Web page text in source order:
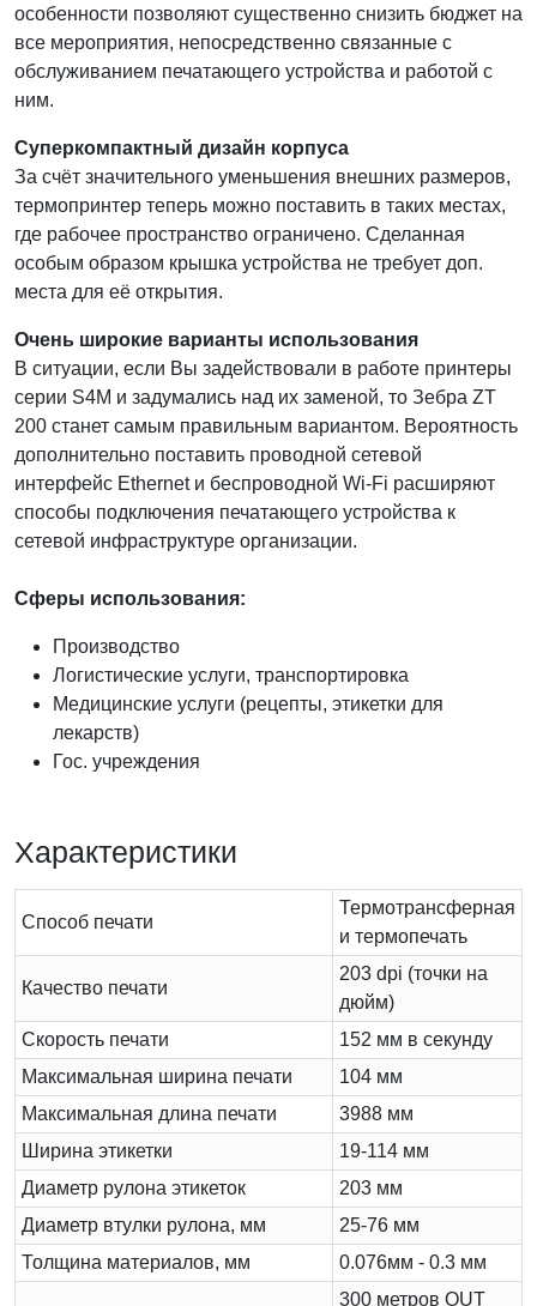
особенности позволяют существенно снизить бюджет на
все мероприятия, непосредственно связанные с
обслуживанием печатающего устройства и работой с
ним.
Суперкомпактный дизайн корпуса
За счёт значительного уменьшения внешних размеров,
термопринтер теперь можно поставить в таких местах,
где рабочее пространство ограничено. Сделанная
особым образом крышка устройства не требует доп.
места для её открытия.
Очень широкие варианты использования
В ситуации, если Вы задействовали в работе принтеры
серии S4M и задумались над их заменой, то Зебра ZT
200 станет самым правильным вариантом. Вероятность
дополнительно поставить проводной сетевой
интерфейс Ethernet и беспроводной Wi-Fi расширяют
способы подключения печатающего устройства к
сетевой инфраструктуре организации.
Сферы использования:
Производство
Логистические услуги, транспортировка
Медицинские услуги (рецепты, этикетки для
лекарств)
Гос. учреждения
Характеристики
Способ печати
Термотрансферная
и термопечать
Качество печати
203 dpi (точки на
дюйм)
Скорость печати
152 мм в секунду
Максимальная ширина печати
104 мм
Максимальная длина печати
3988 мм
Ширина этикетки
19-114 мм
Диаметр рулона этикеток
203 мм
Диаметр втулки рулона, мм
25-76 мм
Толщина материалов, мм
0.076мм - 0.3 мм
300 метров OUT